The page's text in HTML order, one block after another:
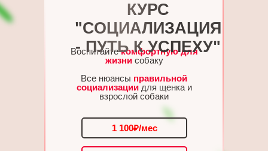
Воспитайтекомфортную для
жизнисобаку
Все нюансы правильной
социализации для щенка и
взрослой собаки
1 100₽/мес
КУРС
"СОЦИАЛИЗАЦИЯ
- ПУТЬ К УСПЕХУ"